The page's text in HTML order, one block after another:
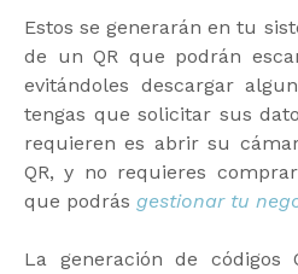
Estos se generarán en tu
de un QR que podrán
evitándoles descargar
tengas que solicitar sus
requieren es abrir su
QR, y no requieres
que podrás gestionar tu
La generación de códigos